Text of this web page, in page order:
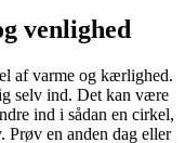
venlighed
af varme og kærlighed.
selv ind. Det kan være
ind i sådan en cirkel,
Prøv en anden dag eller